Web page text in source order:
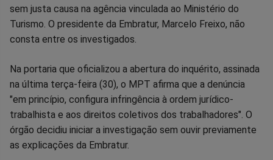
sem justa causa na agência vinculada ao Ministério do
Turismo. O presidente da Embratur, Marcelo Freixo, não
consta entre os investigados.
Na portaria que oficializou a abertura do inquérito, assinada
na última terça-feira (30), o MPT afirma que a denúncia
"em princípio, configura infringência à ordem jurídico-
trabalhista e aos direitos coletivos dos trabalhadores". O
órgão decidiu iniciar a investigação sem ouvir previamente
as explicações da Embratur.